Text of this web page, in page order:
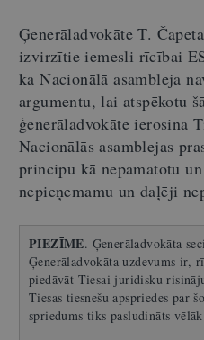
Ģenerāladvokāte T.
izvirzītie iemesli rīcībai
ka Nacionālā asambleja
argumentu, lai atspēkotu
ģenerāladvokāte ierosina
Nacionālās asamblejas
principu kā nepamatotu
nepieņemamu un daļēji
PIEZĪME. Ģenerāladvokāta
Ģenerāladvokāta uzdevums ir,
piedāvāt Tiesai juridisku
Tiesas tiesnešu apspriedes par
spriedums tiks pasludināts vēlāk.